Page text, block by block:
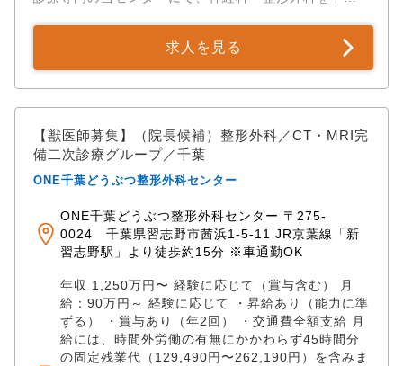
そのため、獣医師・看護師は本業である医療に専念で
きます。 ✅一人一人に寄り添うキャリア支援 「症例を
極めたい」「ワークライフバランスを大切にしたい」
「いつか開業したい」…。 働くスタッフ個々のニーズ
社員・パート・アルバイトなど柔軟な勤務形態も応相
談です。 自己研修費補助制度もあり、学会参加や勉強
会など自主的なスキルアップもバックアップしていま
だきます。 手術については、執刀プレゼンテーション
（症例の説明、執刀の仕方等）を実施し、合格後先輩
獣医のもとで執刀を開始していただきます。 ◆◇アピー
ルポイント◆◇ ✅MRI読影が初めてでも安心！充実の教
育サポート 基礎から着実に画像診断スキルを習得でき
ます。 STEP 01： レントゲン、触診、術後管理の徹底
プロセスを習得。 STEP 03： リハビリ評価まで含め
家族に見立てた「模擬インフォームドコンセント」の
実施。 STEP 05： 合格後、指導医の監督下で当該疾患
のメイン執刀を開始。 ✅二次診療専門 × 高度医療設備
診察は午前（9:00～12:00）のみ、午後は手術をメイン
におこないます。 整形外科・神経科の二次診療に特化
し、高度な設備を完備しています。 ・CT、MRI ・Cア
ームレントゲン：リアルタイムであらゆる角度からの
レントゲン撮影が可能 ・関節鏡：体への負担の少ない
求人を見る
【獣医師募集】（院長候補）整形外科／CT・MRI完
備二次診療グループ／千葉
ONE千葉どうぶつ整形外科センター
ONE千葉どうぶつ整形外科センター 〒275-
0024 千葉県習志野市茜浜1-5-11 JR京葉線「新
習志野駅」より徒歩約15分 ※車通勤OK
年収 1,250万円〜 経験に応じて（賞与含む） 月
給：90万円～ 経験に応じて ・昇給あり（能力に準
ずる） ・賞与あり（年2回） ・交通費全額支給 月
給には、時間外労働の有無にかかわらず45時間分
の固定残業代（129,490円〜262,190円）を含みま